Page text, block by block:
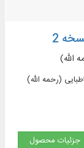
2
جزئیات محصول